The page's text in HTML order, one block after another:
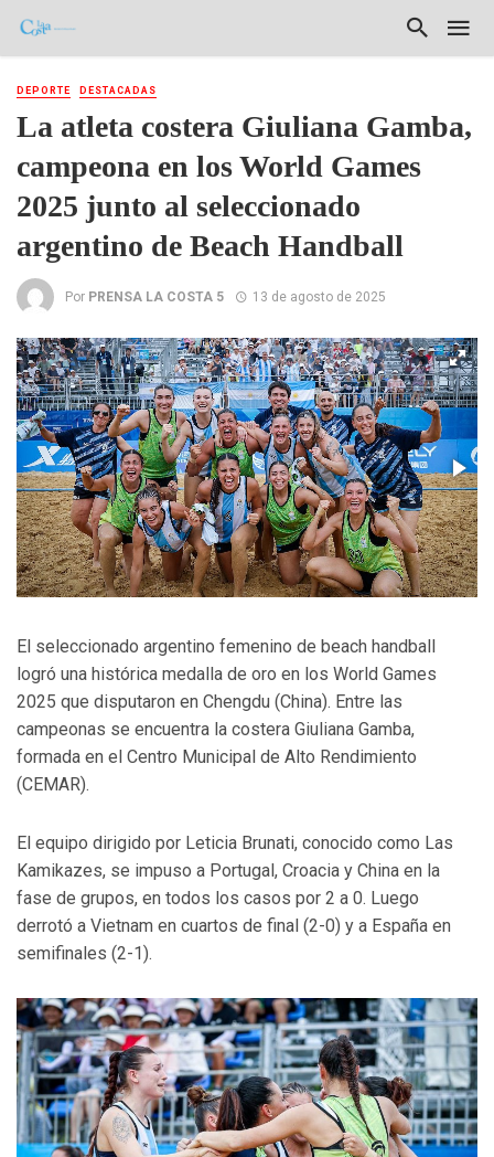
DEPORTE DESTACADAS
La atleta costera Giuliana Gamba,
campeona en los World Games
2025 junto al seleccionado
argentino de Beach Handball
Por PRENSA LA COSTA 5 13 de agosto de 2025
El seleccionado argentino femenino de beach handball
logró una histórica medalla de oro en los World Games
2025 que disputaron en Chengdu (China). Entre las
campeonas se encuentra la costera Giuliana Gamba,
formada en el Centro Municipal de Alto Rendimiento
(CEMAR).
El equipo dirigido por Leticia Brunati, conocido como Las
Kamikazes, se impuso a Portugal, Croacia y China en la
fase de grupos, en todos los casos por 2 a 0. Luego
derrotó a Vietnam en cuartos de final (2-0) y a España en
semifinales (2-1).